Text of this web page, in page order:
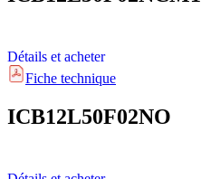
Détails et acheter
Fiche technique
ICB12L50F02NO